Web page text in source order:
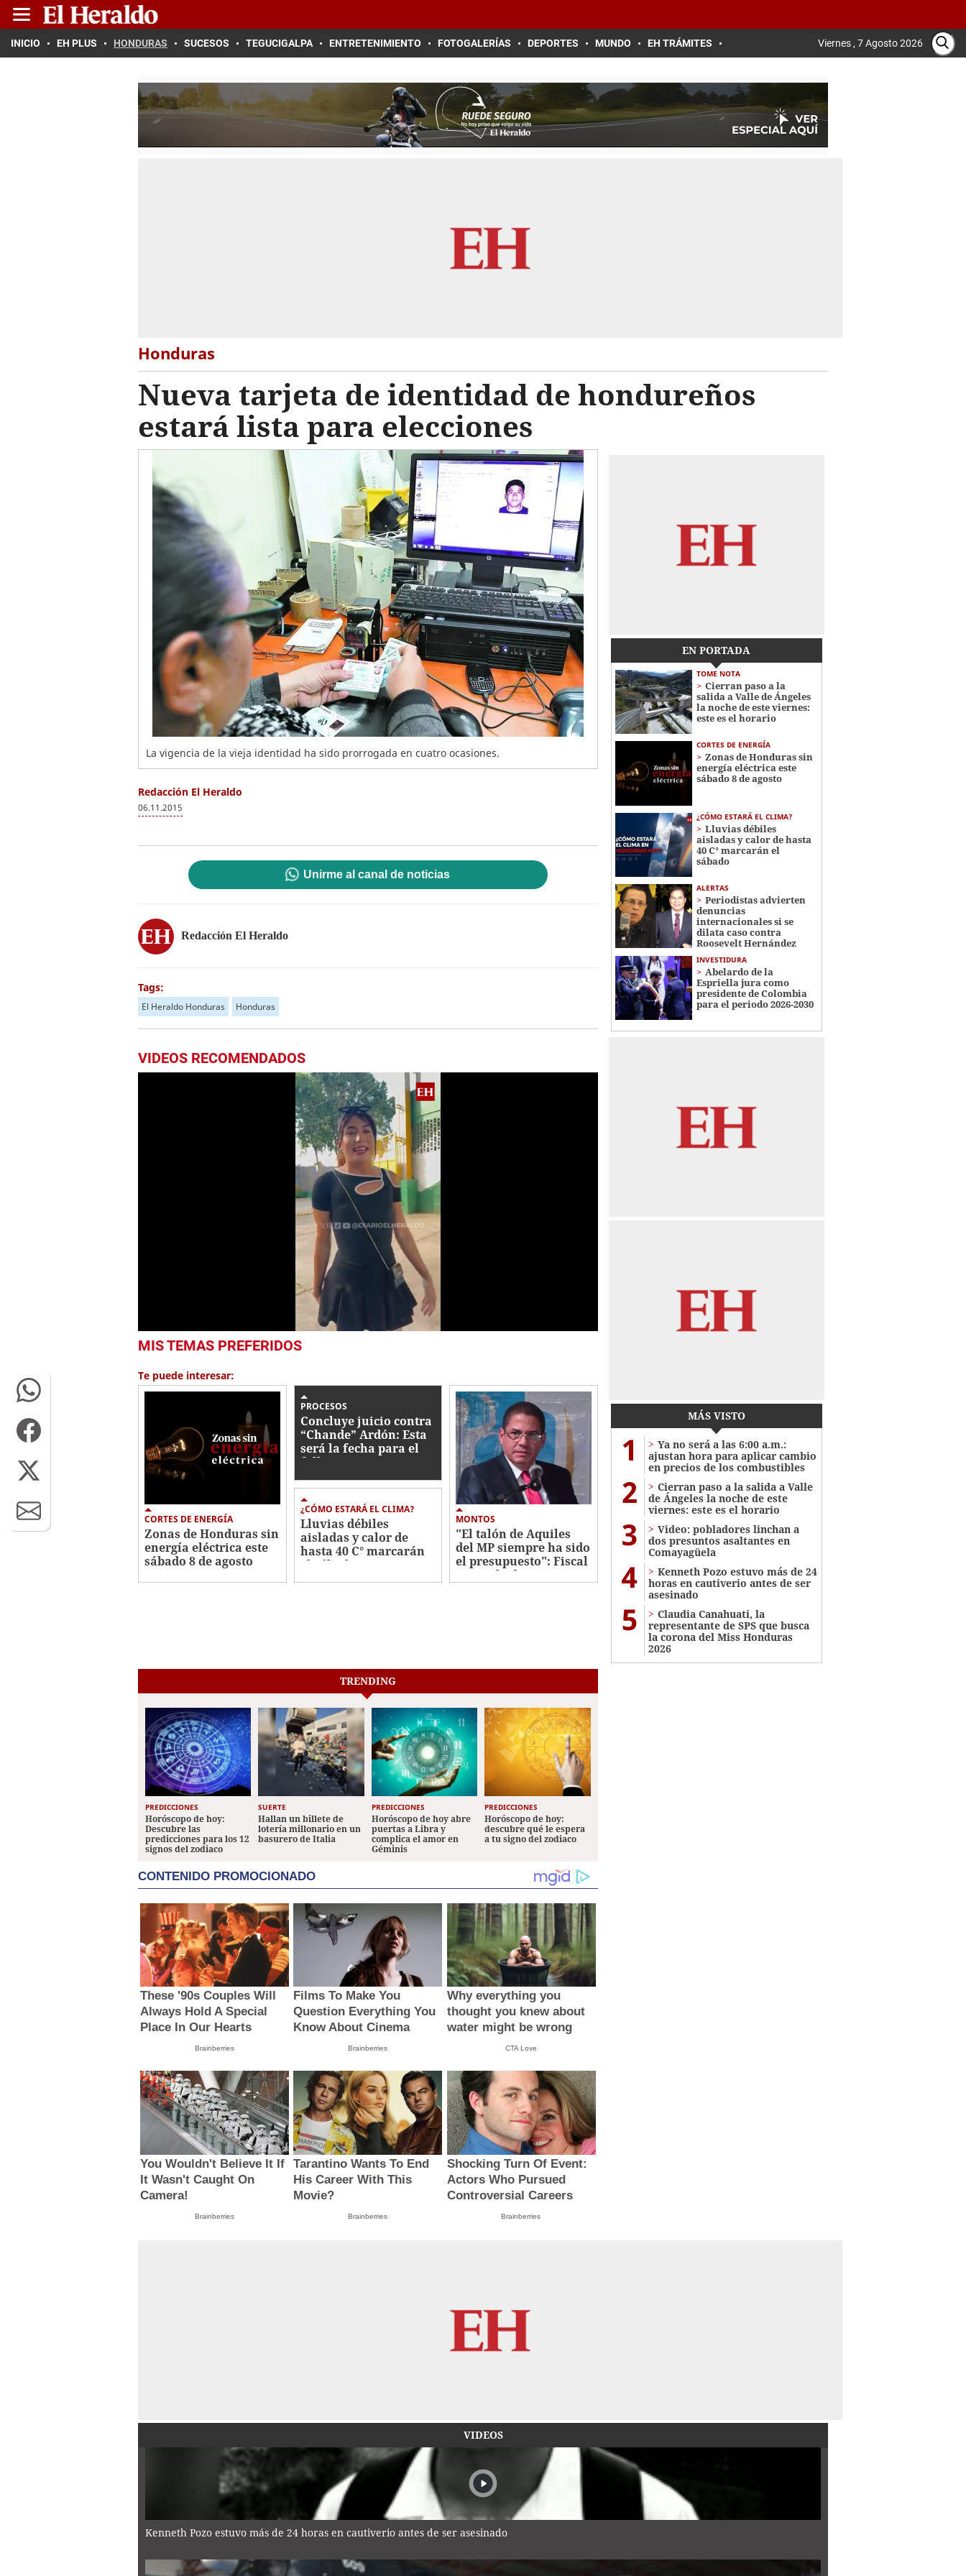
INICIO EH PLUS HONDURAS SUCESOS TEGUCIGALPA ENTRETENIMIENTO FOTOGALERÍAS DEPORTES MUNDO EH TRÁMITES Viernes , 7 Agosto 2026
Honduras
Nueva tarjeta de identidad de hondureños
estará lista para elecciones
La vigencia de la vieja identidad ha sido prorrogada en cuatro ocasiones.
Redacción El Heraldo
06.11.2015
Unirme al canal de noticias
Redacción El Heraldo
Tags:
El Heraldo Honduras Honduras
VIDEOS RECOMENDADOS
seconds
1
minute,
41
MIS TEMAS PREFERIDOS
Te puede interesar:
CORTES DE ENERGÍA
Zonas de Honduras sin
energía eléctrica este
sábado 8 de agosto
PROCESOS
Concluye juicio contra
“Chande” Ardón: Esta
será la fecha para el
fallo
¿CÓMO ESTARÁ EL CLIMA?
Lluvias débiles
aisladas y calor de
hasta 40 C° marcarán
el sábado
MONTOS
"El talón de Aquiles
del MP siempre ha sido
el presupuesto": Fiscal
general adjunto
EN PORTADA
TOME NOTA
Cierran paso a la
salida a Valle de Ángeles
la noche de este viernes:
este es el horario
CORTES DE ENERGÍA
Zonas de Honduras sin
energía eléctrica este
sábado 8 de agosto
¿CÓMO ESTARÁ EL CLIMA?
Lluvias débiles
aisladas y calor de hasta
40 C° marcarán el
sábado
ALERTAS
Periodistas advierten
denuncias
internacionales si se
dilata caso contra
Roosevelt Hernández
INVESTIDURA
Abelardo de la
Espriella jura como
presidente de Colombia
para el periodo 2026-2030
MÁS VISTO
1
Ya no será a las 6:00 a.m.:
ajustan hora para aplicar cambio
en precios de los combustibles
2
Cierran paso a la salida a Valle
de Ángeles la noche de este
viernes: este es el horario
3
Video: pobladores linchan a
dos presuntos asaltantes en
Comayagüela
4
Kenneth Pozo estuvo más de 24
horas en cautiverio antes de ser
asesinado
5
Claudia Canahuati, la
representante de SPS que busca
la corona del Miss Honduras
2026
TRENDING
PREDICCIONES
Horóscopo de hoy:
Descubre las
predicciones para los 12
signos del zodiaco
SUERTE
Hallan un billete de
lotería millonario en un
basurero de Italia
PREDICCIONES
Horóscopo de hoy abre
puertas a Libra y
complica el amor en
Géminis
PREDICCIONES
Horóscopo de hoy:
descubre qué le espera
a tu signo del zodiaco
CONTENIDO PROMOCIONADO
These '90s Couples Will
Always Hold A Special
Place In Our Hearts
Brainberries
Films To Make You
Question Everything You
Know About Cinema
Brainberries
Why everything you
thought you knew about
water might be wrong
CTA Love
You Wouldn't Believe It If
It Wasn't Caught On
Camera!
Brainberries
Tarantino Wants To End
His Career With This
Movie?
Brainberries
Shocking Turn Of Event:
Actors Who Pursued
Controversial Careers
Brainberries
VIDEOS
Kenneth Pozo estuvo más de 24 horas en cautiverio antes de ser asesinado